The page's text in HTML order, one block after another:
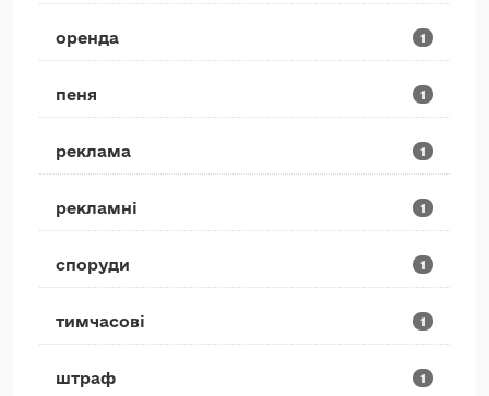
оренда 1
пеня 1
реклама 1
рекламні 1
споруди 1
тимчасові 1
штраф 1